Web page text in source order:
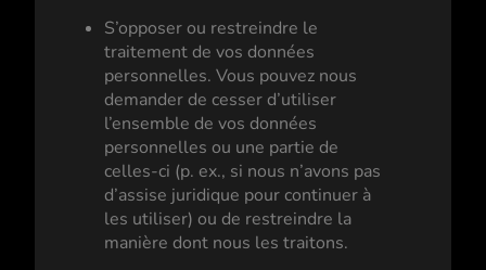
S’opposer ou restreindre le
traitement de vos données
personnelles. Vous pouvez nous
demander de cesser d’utiliser
l’ensemble de vos données
personnelles ou une partie de
celles-ci (p. ex., si nous n’avons pas
d’assise juridique pour continuer à
les utiliser) ou de restreindre la
manière dont nous les traitons.